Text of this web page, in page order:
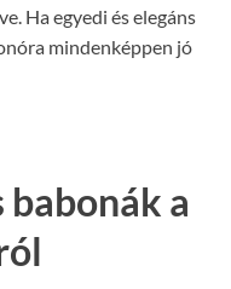
Ha egyedi és elegáns
mindenképpen jó
babonák a